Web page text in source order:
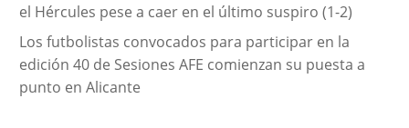
el Hércules pese a caer en el último suspiro (1-2)
Los futbolistas convocados para participar en la
edición 40 de Sesiones AFE comienzan su puesta a
punto en Alicante